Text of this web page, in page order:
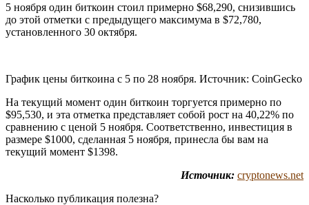
5 ноября один биткоин стоил примерно $68,290, снизившись
до этой отметки с предыдущего максимума в $72,780,
установленного 30 октября.
График цены биткоина с 5 по 28 ноября. Источник: CoinGecko
На текущий момент один биткоин торгуется примерно по
$95,530, и эта отметка представляет собой рост на 40,22% по
сравнению с ценой 5 ноября. Соответственно, инвестиция в
размере $1000, сделанная 5 ноября, принесла бы вам на
текущий момент $1398.
Источник: cryptonews.net
Насколько публикация полезна?